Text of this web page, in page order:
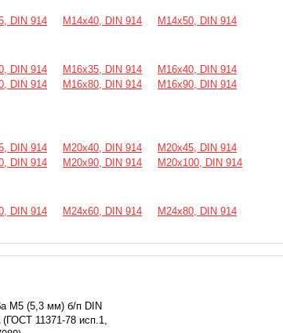
DIN 914 М14х40, DIN 914 М14х50, DIN 914
DIN 914 М16х35, DIN 914
М16х40, DIN 914
DIN 914 М16х80, DIN 914
М16х90, DIN 914
DIN 914 М20х40, DIN 914
М20х45, DIN 914
DIN 914 М20х90, DIN 914 М20х100, DIN 914
DIN 914 М24х60, DIN 914
М24х80, DIN 914
М5 (5,3 мм) б/п DIN
(ГОСТ 11371-78 исп.1,